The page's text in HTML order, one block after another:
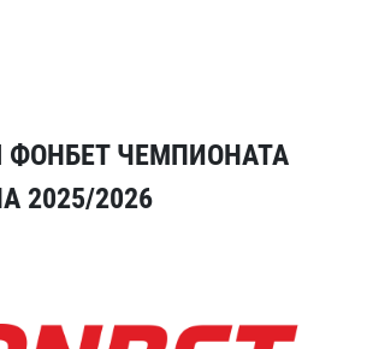
ФОНБЕТ ЧЕМПИОНАТА
2025/2026